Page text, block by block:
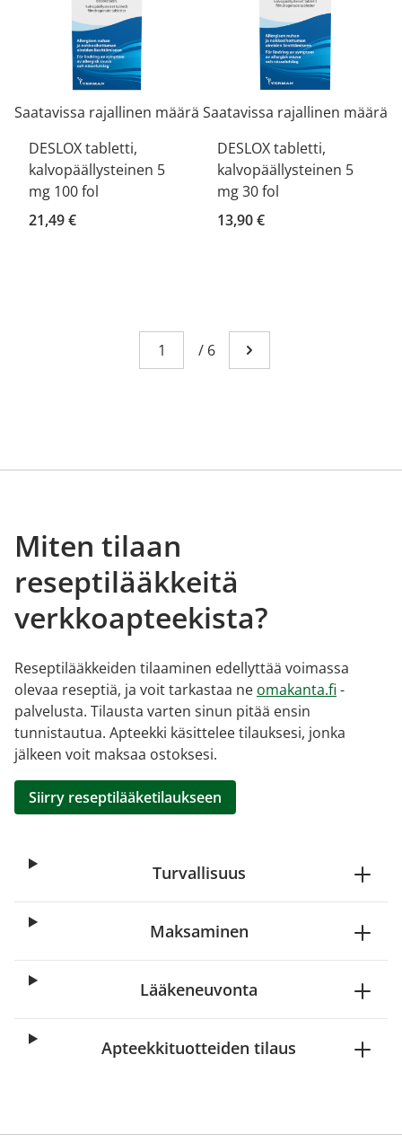
Saatavissa rajallinen määrä
DESLOX tabletti,
kalvopäällysteinen 5
mg 100 fol
21,49 €
Saatavissa rajallinen määrä
DESLOX tabletti,
kalvopäällysteinen 5
mg 30 fol
13,90 €
Sivu
You're currently reading page 1
/ 6 Mene seuraavalle
Miten tilaan
reseptilääkkeitä
verkkoapteekista?
Reseptilääkkeiden tilaaminen edellyttää voimassa
olevaa reseptiä, ja voit tarkastaa ne omakanta.fi -
palvelusta. Tilausta varten sinun pitää ensin
tunnistautua. Apteekki käsittelee tilauksesi, jonka
jälkeen voit maksaa ostoksesi.
Siirry reseptilääketilaukseen
Turvallisuus
Maksaminen
Lääkeneuvonta
Apteekkituotteiden tilaus